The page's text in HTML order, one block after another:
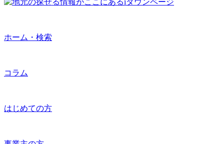
ホーム・検索
コラム
はじめての方